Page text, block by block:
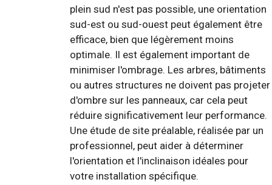
plein sud n'est pas possible, une orientation
sud-est ou sud-ouest peut également être
efficace, bien que légèrement moins
optimale. Il est également important de
minimiser l'ombrage. Les arbres, bâtiments
ou autres structures ne doivent pas projeter
d'ombre sur les panneaux, car cela peut
réduire significativement leur performance.
Une étude de site préalable, réalisée par un
professionnel, peut aider à déterminer
l'orientation et l'inclinaison idéales pour
votre installation spécifique.